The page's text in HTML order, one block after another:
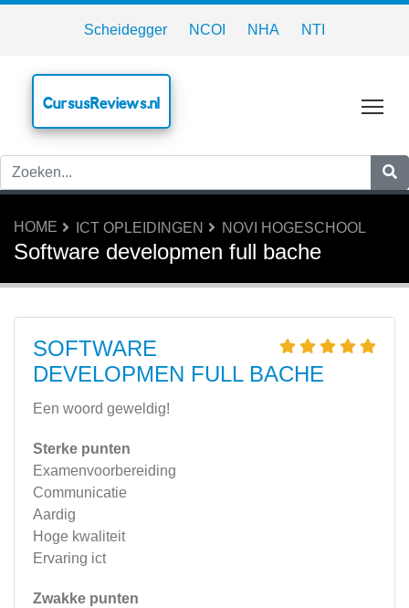
Scheidegger NCOI NHA NTI
CursusReviews.nl
HOME ICT OPLEIDINGEN NOVI HOGESCHOOL
Software developmen full bache
SOFTWARE
DEVELOPMEN FULL BACHE
Een woord geweldig!
Sterke punten
Examenvoorbereiding
Communicatie
Aardig
Hoge kwaliteit
Ervaring ict
Zwakke punten